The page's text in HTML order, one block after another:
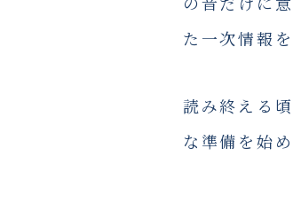
た一次情報
読み終える
な準備を始